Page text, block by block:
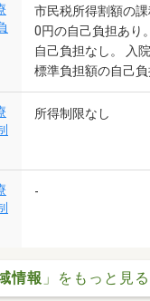
市民税所得割額の
0円の自己負担あり
自己負担なし。 入
標準負担額の自己負
所得制限なし
-
情報 」をもっと見る